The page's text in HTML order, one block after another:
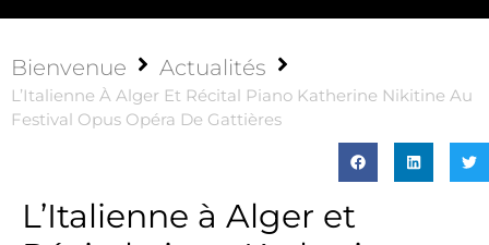
Bienvenue Actualités
L’Italienne À Alger Et Récital Piano Katherine Nikitine Au
Festival Opus Opéra De Gattières
L’Italienne à Alger et